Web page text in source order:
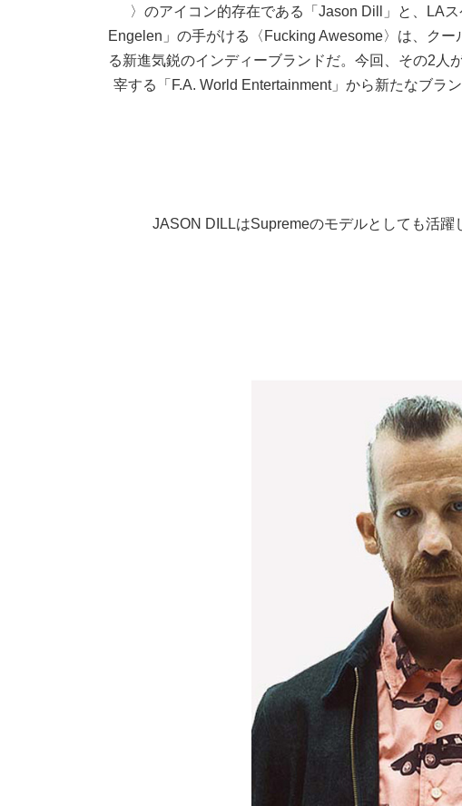
〉のアイコン的存在である「Jason Dill」と、LA
Engelen」の手がける〈Fucking Awesome〉は、ク
る新進気鋭のインディーブランドだ。今回、その2人
宰する「F.A. World Entertainment」から新たなブラ
JASON DILLはSupremeのモデルとしても活